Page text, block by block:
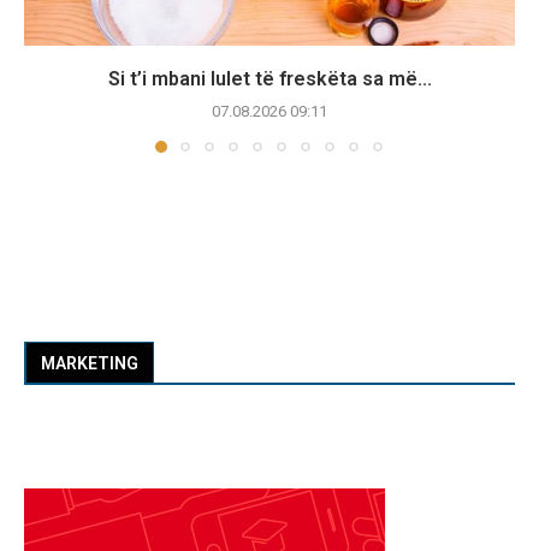
Si t’i mbani lulet të freskëta sa më...
07.08.2026 09:11
MARKETING